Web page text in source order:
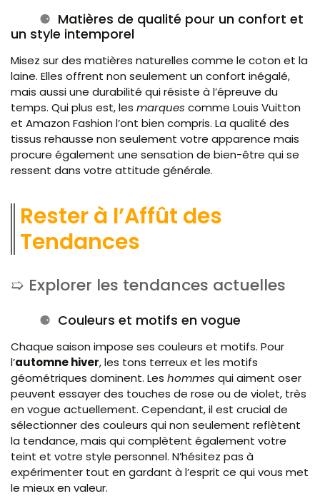
Matières de qualité pour un confort et
un style intemporel
Misez sur des matières naturelles comme le coton et la
laine. Elles offrent non seulement un confort inégalé,
mais aussi une durabilité qui résiste à l’épreuve du
temps. Qui plus est, les marques comme Louis Vuitton
et Amazon Fashion l’ont bien compris. La qualité des
tissus rehausse non seulement votre apparence mais
procure également une sensation de bien-être qui se
ressent dans votre attitude générale.
Rester à l’Affût des
Tendances
Explorer les tendances actuelles
Couleurs et motifs en vogue
Chaque saison impose ses couleurs et motifs. Pour
l’automne hiver, les tons terreux et les motifs
géométriques dominent. Les hommes qui aiment oser
peuvent essayer des touches de rose ou de violet, très
en vogue actuellement. Cependant, il est crucial de
sélectionner des couleurs qui non seulement reflètent
la tendance, mais qui complètent également votre
teint et votre style personnel. N’hésitez pas à
expérimenter tout en gardant à l’esprit ce qui vous met
le mieux en valeur.